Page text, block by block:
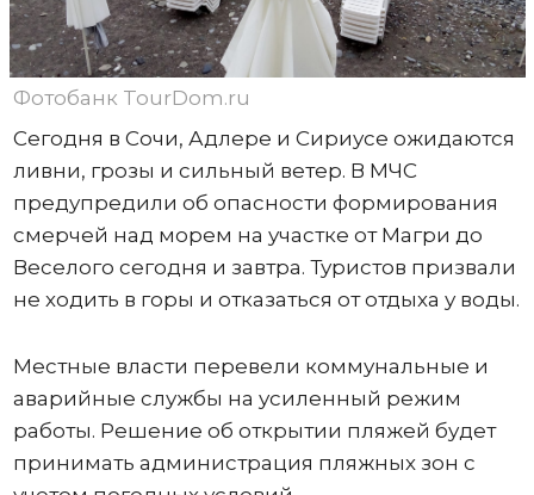
Фотобанк TourDom.ru
Сегодня в Сочи, Адлере и Сириусе ожидаются
ливни, грозы и сильный ветер. В МЧС
предупредили об опасности формирования
смерчей над морем на участке от Магри до
Веселого сегодня и завтра. Туристов призвали
не ходить в горы и отказаться от отдыха у воды.
Местные власти перевели коммунальные и
аварийные службы на усиленный режим
работы. Решение об открытии пляжей будет
принимать администрация пляжных зон с